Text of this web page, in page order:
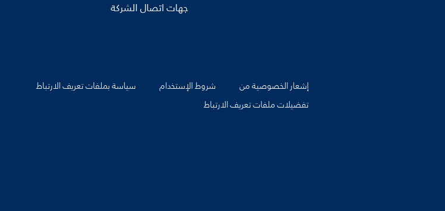
جهات اتصال الشركة
إشعار الخصوصية من شروط الإستخدام
سياسة بملفات تعريف الارتباط
تفضيلات ملفات تعريف الارتباط